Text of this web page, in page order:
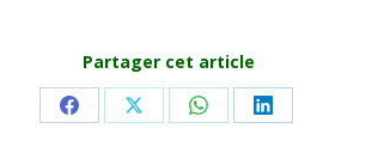
Partager cet article
Share Share Share Share